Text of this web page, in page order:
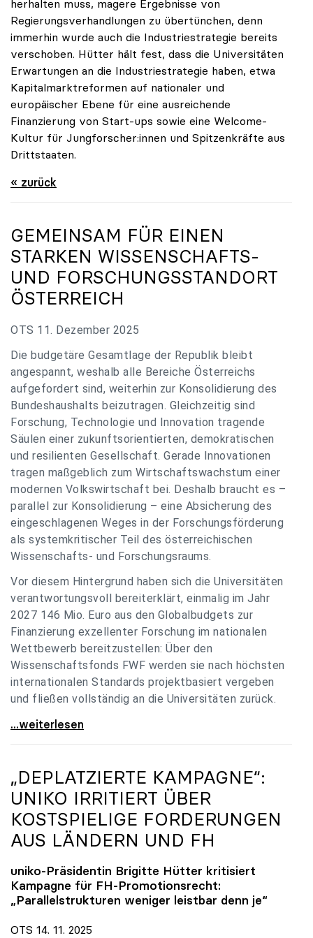
herhalten muss, magere Ergebnisse von
Regierungsverhandlungen zu übertünchen, denn
immerhin wurde auch die Industriestrategie bereits
verschoben. Hütter hält fest, dass die Universitäten
Erwartungen an die Industriestrategie haben, etwa
Kapitalmarktreformen auf nationaler und
europäischer Ebene für eine ausreichende
Finanzierung von Start-ups sowie eine Welcome-
Kultur für Jungforscher:innen und Spitzenkräfte aus
Drittstaaten.
« zurück
GEMEINSAM FÜR EINEN
STARKEN WISSENSCHAFTS-
UND FORSCHUNGSSTANDORT
ÖSTERREICH
OTS 11. Dezember 2025
Die budgetäre Gesamtlage der Republik bleibt
angespannt, weshalb alle Bereiche Österreichs
aufgefordert sind, weiterhin zur Konsolidierung des
Bundeshaushalts beizutragen. Gleichzeitig sind
Forschung, Technologie und Innovation tragende
Säulen einer zukunftsorientierten, demokratischen
und resilienten Gesellschaft. Gerade Innovationen
tragen maßgeblich zum Wirtschaftswachstum einer
modernen Volkswirtschaft bei. Deshalb braucht es –
parallel zur Konsolidierung – eine Absicherung des
eingeschlagenen Weges in der Forschungsförderung
als systemkritischer Teil des österreichischen
Wissenschafts- und Forschungsraums.
Vor diesem Hintergrund haben sich die Universitäten
verantwortungsvoll bereiterklärt, einmalig im Jahr
2027 146 Mio. Euro aus den Globalbudgets zur
Finanzierung exzellenter Forschung im nationalen
Wettbewerb bereitzustellen: Über den
Wissenschaftsfonds FWF werden sie nach höchsten
internationalen Standards projektbasiert vergeben
und fließen vollständig an die Universitäten zurück.
Gemeinsam für einen starken Wissenschafts- und
...weiterlesen
„DEPLATZIERTE KAMPAGNE“:
UNIKO IRRITIERT ÜBER
KOSTSPIELIGE FORDERUNGEN
AUS LÄNDERN UND FH
uniko-Präsidentin Brigitte Hütter kritisiert
Kampagne für FH-Promotionsrecht:
„Parallelstrukturen weniger leistbar denn je“
OTS 14. 11. 2025